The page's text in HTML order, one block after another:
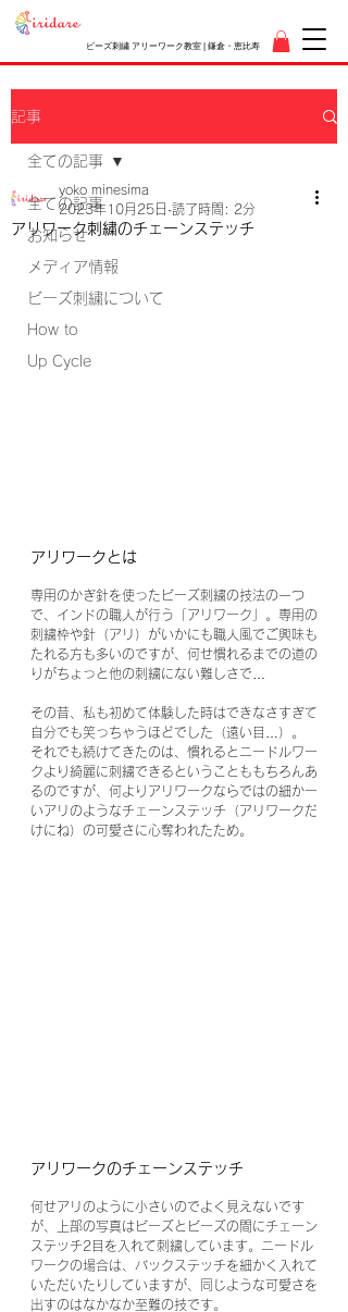
ビーズ刺繍 アリーワーク教室 | 鎌倉・恵比寿
記事
全ての記事
お知らせ
メディア情報
ビーズ刺繍について
How to
Up Cycle
全ての記事
アリワーク刺繍のチェーンステッチ
yoko minesima
2023年10月25日 読了時間: 2分
アリワークとは
専用のかぎ針を使ったビーズ刺繍の技法の一つ
で、インドの職人が行う「アリワーク」。専用の
刺繍枠や針（アリ）がいかにも職人風でご興味も
たれる方も多いのですが、何せ慣れるまでの道の
りがちょっと他の刺繍にない難しさで…
その昔、私も初めて体験した時はできなさすぎて
自分でも笑っちゃうほどでした（遠い目…）。
それでも続けてきたのは、慣れるとニードルワー
クより綺麗に刺繍できるということももちろんあ
るのですが、何よりアリワークならではの細かー
いアリのようなチェーンステッチ（アリワークだ
けにね）の可愛さに心奪われたため。
アリワークのチェーンステッチ
何せアリのように小さいのでよく見えないです
が、上部の写真はビーズとビーズの間にチェーン
ステッチ2目を入れて刺繍しています。ニードル
ワークの場合は、バックステッチを細かく入れて
いただいたりしていますが、同じような可愛さを
出すのはなかなか至難の技です。